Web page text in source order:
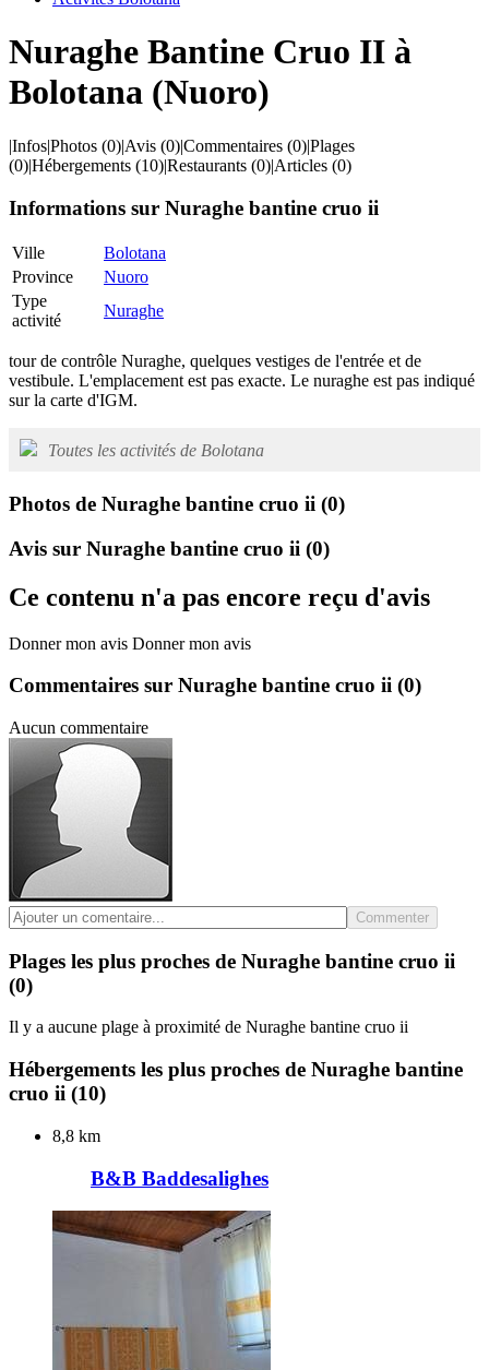
Nuraghe Bantine Cruo II à
Bolotana (Nuoro)
|Infos|Photos (0)|Avis (0)|Commentaires (0)|Plages
(0)|Hébergements (10)|Restaurants (0)|Articles (0)
Informations sur Nuraghe bantine cruo ii
Ville
Bolotana
Province
Nuoro
Type
activité
Nuraghe
tour de contrôle Nuraghe, quelques vestiges de l'entrée et de
vestibule. L'emplacement est pas exacte. Le nuraghe est pas indiqué
sur la carte d'IGM.
Toutes les activités de Bolotana
Photos de Nuraghe bantine cruo ii (0)
Avis sur Nuraghe bantine cruo ii (0)
Ce contenu n'a pas encore reçu d'avis
Donner mon avis Donner mon avis
Commentaires sur Nuraghe bantine cruo ii (0)
Aucun commentaire
Commenter
Plages les plus proches de Nuraghe bantine cruo ii
(0)
Il y a aucune plage à proximité de Nuraghe bantine cruo ii
Hébergements les plus proches de Nuraghe bantine
cruo ii (10)
8,8 km
B&B Baddesalighes